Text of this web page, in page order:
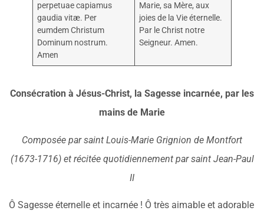
perpetuae capiamus
gaudia vitæ. Per
eumdem Christum
Dominum nostrum.
Amen
Marie, sa Mère, aux
joies de la Vie éternelle.
Par le Christ notre
Seigneur. Amen.
Consécration à Jésus-Christ, la Sagesse incarnée, par les
mains de Marie
Composée par saint Louis-Marie Grignion de Montfort
(1673-1716) et récitée quotidiennement par saint Jean-Paul
II
Ô Sagesse éternelle et incarnée ! Ô très aimable et adorable